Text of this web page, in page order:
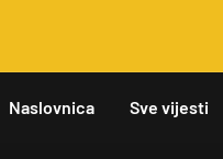
Naslovnica Sve vijesti